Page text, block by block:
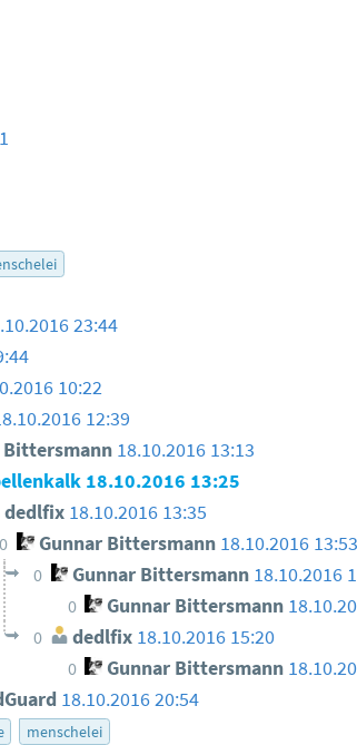
23:44
10:22
12:39
Bittersmann 18.10.2016 13:13
18.10.2016 13:25
dedlfix 18.10.2016 13:35
0 Gunnar Bittersmann 18.10.2016 13:53
0 Gunnar Bittersmann 18.10.2016
0 Gunnar Bittersmann
0 dedlfix 18.10.2016 15:20
0 Gunnar Bittersmann
18.10.2016 20:54
menschelei